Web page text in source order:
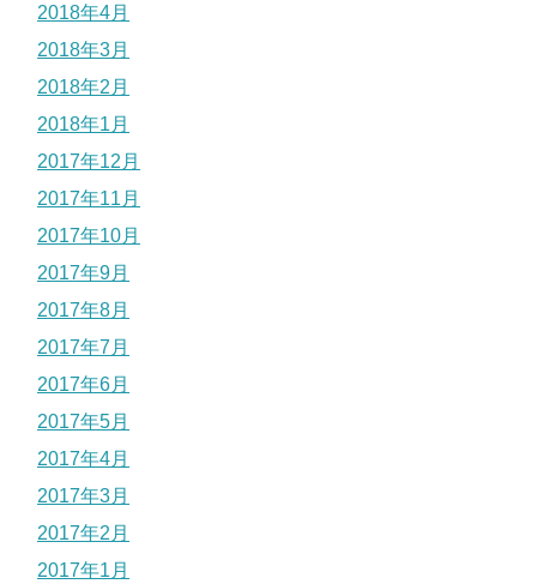
2018年4月
2018年3月
2018年2月
2018年1月
2017年12月
2017年11月
2017年10月
2017年9月
2017年8月
2017年7月
2017年6月
2017年5月
2017年4月
2017年3月
2017年2月
2017年1月